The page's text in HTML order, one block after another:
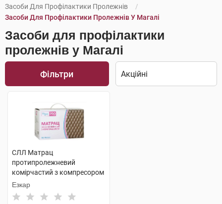
Засоби Для Профілактики Пролежнів
Засоби Для Профілактики Пролежнів У Магалі
Засоби для профілактики
пролежнів у Магалі
Фільтри
СЛЛ Матрац
протипролежневий
комірчастий з компресором
1 шт
Езкар